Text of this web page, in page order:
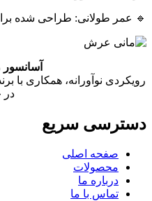
🔹 عمر طولانی: طراحی شده
رویکردی نوآورانه، همکاری با
در
دسترسی سریع
صفحه اصلی
محصولات
درباره ما
تماس با ما